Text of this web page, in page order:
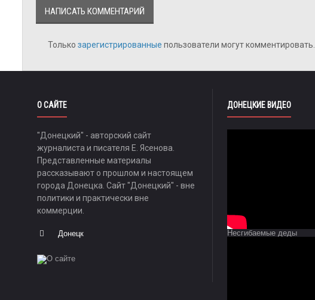
НАПИСАТЬ КОММЕНТАРИЙ
Только зарегистрированные пользователи могут комментировать.
О САЙТЕ
"Донецкий" - авторский сайт
журналиста и писателя Е. Ясенова.
Представленные материалы
рассказывают о прошлом и настоящем
города Донецка. Сайт "Донецкий" - вне
политики и практически вне
коммерции.
Донецк
ДОНЕЦКИЕ ВИДЕО
Несгибаемые деды